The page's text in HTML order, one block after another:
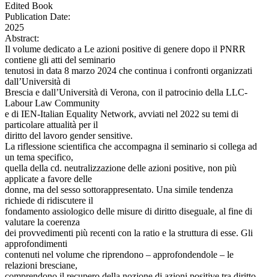
Edited Book
Publication Date:
2025
Abstract:
Il volume dedicato a Le azioni positive di genere dopo il PNRR
contiene gli atti del seminario
tenutosi in data 8 marzo 2024 che continua i confronti organizzati
dall’Università di
Brescia e dall’Università di Verona, con il patrocinio della LLC-
Labour Law Community
e di IEN-Italian Equality Network, avviati nel 2022 su temi di
particolare attualità per il
diritto del lavoro gender sensitive.
La riflessione scientifica che accompagna il seminario si collega ad
un tema specifico,
quella della cd. neutralizzazione delle azioni positive, non più
applicate a favore delle
donne, ma del sesso sottorappresentato. Una simile tendenza
richiede di ridiscutere il
fondamento assiologico delle misure di diritto diseguale, al fine di
valutare la coerenza
dei provvedimenti più recenti con la ratio e la struttura di esse. Gli
approfondimenti
contenuti nel volume che riprendono – approfondendole – le
relazioni bresciane,